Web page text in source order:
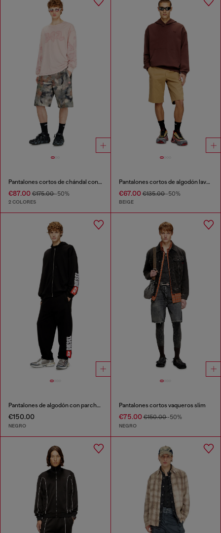
Pantalones cortos de chándal con estampado digital de camuflaje
€87.00 €175.00-50%
2 COLORES
Pantalones cortos de algodón lavado oscuro
€67.00€135.00-50%
BEIGE
Pantalones de algodón con parche Diesel
€150.00
NEGRO
Pantalones cortos vaqueros slim
€75.00€150.00-50%
NEGRO